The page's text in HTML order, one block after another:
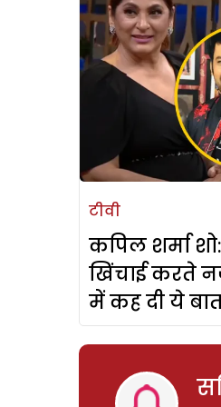
टीवी
कपिल शर्मा
खिंचाई करते
में कह दी ये